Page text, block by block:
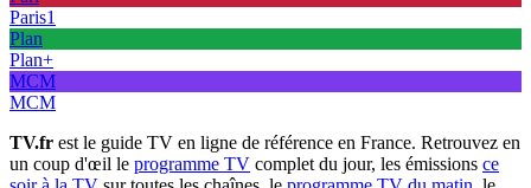
Paris1
Plan
Plan+
MCM
MCM
TV.fr est le guide TV en ligne de référence en France. Retrouvez en
un coup d'œil le programme TV complet du jour, les émissions ce